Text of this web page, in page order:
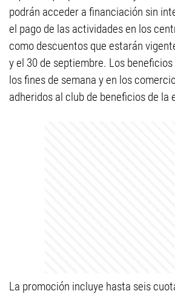
podrán acceder a financiación sin
el pago de las actividades en los
como descuentos que estarán
y el 30 de septiembre. Los
los fines de semana y en los
adheridos al club de beneficios de la
La promoción incluye hasta seis